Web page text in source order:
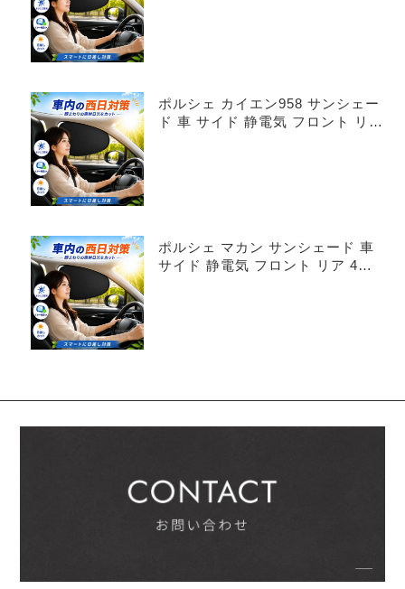
ポルシェ カイエン958 サンシェー
ド 車 サイド 静電気 フロント リア
ポルシェ マカン サンシェード 車
サイド 静電気 フロント リア 4枚